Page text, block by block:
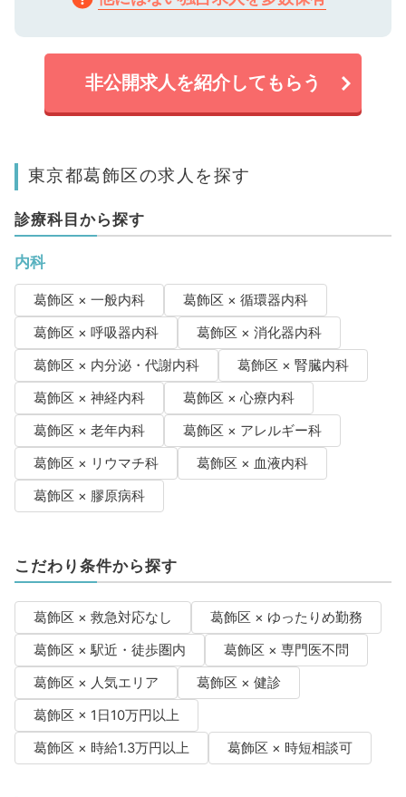
非公開求人を紹介してもらう
東京都葛飾区の求人を探す
診療科目から探す
内科
葛飾区 × 一般内科
葛飾区 × 循環器内科
葛飾区 × 呼吸器内科
葛飾区 × 消化器内科
葛飾区 × 内分泌・代謝内科
葛飾区 × 腎臓内科
葛飾区 × 神経内科
葛飾区 × 心療内科
葛飾区 × 老年内科
葛飾区 × アレルギー科
葛飾区 × リウマチ科
葛飾区 × 血液内科
葛飾区 × 膠原病科
こだわり条件から探す
葛飾区 × 救急対応なし
葛飾区 × ゆったりめ勤務
葛飾区 × 駅近・徒歩圏内
葛飾区 × 専門医不問
葛飾区 × 人気エリア
葛飾区 × 健診
葛飾区 × 1日10万円以上
葛飾区 × 時給1.3万円以上
葛飾区 × 時短相談可